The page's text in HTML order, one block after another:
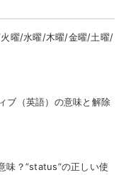
火曜/水曜/木曜/金曜/土曜/
ブ（英語）の意味と解除
味？”status”の正しい使